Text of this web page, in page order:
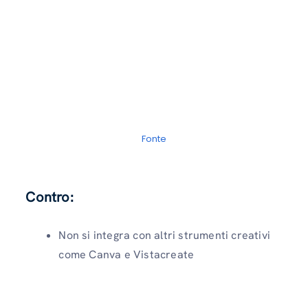
Fonte
Contro:
Non si integra con altri strumenti creativi
come Canva e Vistacreate